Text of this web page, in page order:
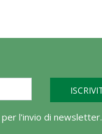
l'invio di newsletter.